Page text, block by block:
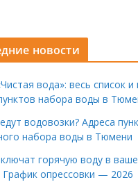
новости
вода»: весь список и
набора воды в
водовозки? Адреса
набора воды в Тюмени
горячую воду в
опрессовки — 2026